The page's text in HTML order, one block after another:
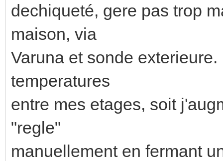
dechiqueté, gere pas trop
maison, via
Varuna et sonde
temperatures
entre mes etages, soit
"regle"
manuellement en fermant